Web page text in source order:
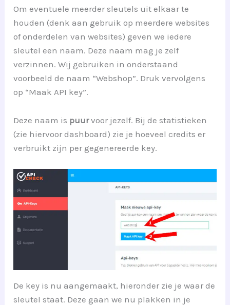
Om eventuele meerder sleutels uit elkaar te
houden (denk aan gebruik op meerdere websites
of onderdelen van websites) geven we iedere
sleutel een naam. Deze naam mag je zelf
verzinnen. Wij gebruiken in onderstaand
voorbeeld de naam “Webshop”. Druk vervolgens
op “Maak API key”.
Deze naam is puurvoor jezelf. Bij de statistieken
(zie hiervoor dashboard) zie je hoeveel credits er
verbruikt zijn per gegenereerde key.
De key is nu aangemaakt, hieronder zie je waar de
sleutel staat. Deze gaan we nu plakken in je